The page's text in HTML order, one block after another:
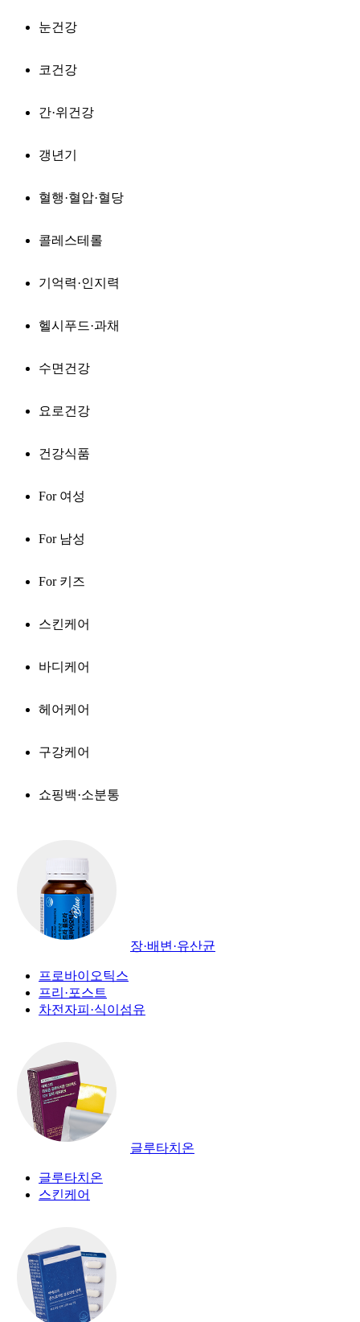
눈건강
코건강
간·위건강
갱년기
혈행·혈압·혈당
콜레스테롤
기억력·인지력
헬시푸드·과채
수면건강
요로건강
건강식품
For 여성
For 남성
For 키즈
스킨케어
바디케어
헤어케어
구강케어
쇼핑백·소분통
장·배변·유산균
프로바이오틱스
프리·포스트
차전자피·식이섬유
글루타치온
글루타치온
스킨케어